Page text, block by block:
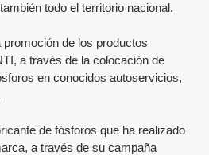
todo el territorio nacional.
de los productos
a través de la colocación de
en conocidos autoservicios,
de fósforos que ha realizado
a través de su campaña